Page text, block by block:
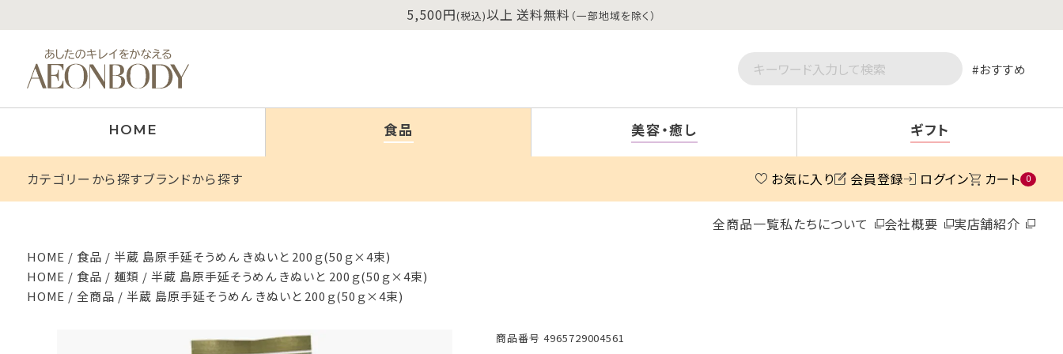
5,500円(税込)以上 送料無料 （一部地域を除く）
おすすめ
HOME 食品 美容・癒し ギフト
カテゴリーから探すブランドから探す お気に入り 会員登録 ログイン カート 0
全商品一覧私たちについて 会社概要 実店舗紹介
HOME 食品
半蔵 島原手延そうめん きぬいと 200ｇ(50ｇ×4束)
HOME
食品 麺類
半蔵 島原手延そうめん きぬいと 200ｇ(50ｇ×4束)
HOME
全商品 半蔵 島原手延そうめん きぬいと 200ｇ(50ｇ×4束)
商品番号 4965729004561